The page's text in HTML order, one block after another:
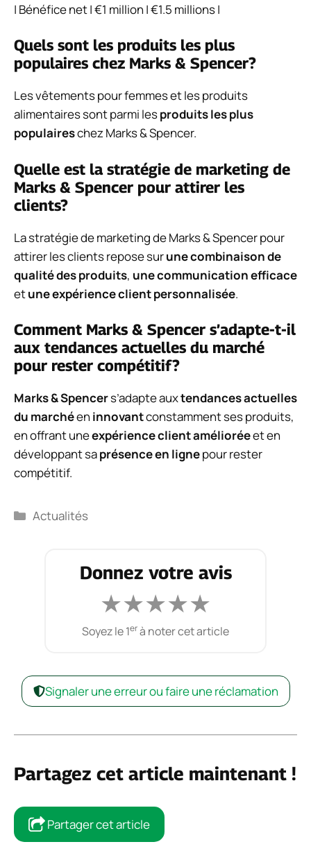
| Bénéfice net | €1 million | €1.5 millions |
Quels sont les produits les plus
populaires chez Marks & Spencer?
Les vêtements pour femmes et les produits
alimentaires sont parmi lesproduits les plus
populaireschez Marks & Spencer.
Quelle est la stratégie de marketing de
Marks & Spencer pour attirer les
clients?
La stratégie de marketing de Marks & Spencer pour
attirer les clients repose surune combinaison de
qualité des produits, une communication efficace
etune expérience client personnalisée.
Comment Marks & Spencer s’adapte-t-il
aux tendances actuelles du marché
pour rester compétitif?
Marks & Spencers’adapte auxtendances actuelles
du marchéen innovantconstamment ses produits,
en offrant uneexpérience client amélioréeet en
développant saprésence en lignepour rester
compétitif.
Catégories
Actualités
Donnez votre avis
★★★★★
Soyez le 1erà noter cet article
Signaler une erreur ou faire une réclamation
Partagez cet article maintenant !
Partager cet article